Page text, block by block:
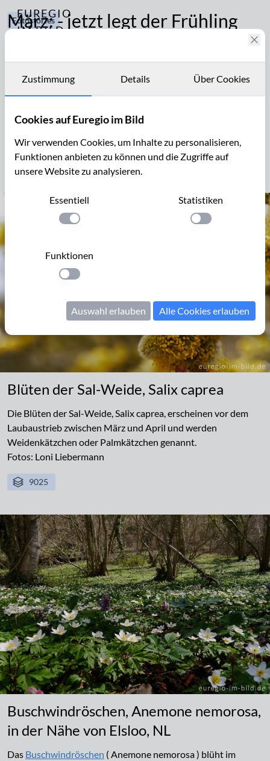
EUREGIO
IM BILD
Archiv
Kontakt
Fotostories
Tiere
Jahreszeitliches
März: - jetzt legt der Frühling
haben den Frühlingsanfang auf den 1. März gelegt. Die
sie sagen, dass laut kalendarischem Sonnenstand der
Frühling am 20. März beginnt. Blumen- und
Pflanzenfreunde haben - entsprechend dem lokalen
Klima - ihren ganz individuellen Frühlingskalender…
Blüten der Sal-Weide, Salix caprea
Die Blüten der Sal-Weide, Salix caprea, erscheinen vor dem
Laubaustrieb zwischen März und April und werden
Weidenkätzchen oder Palmkätzchen genannt.
Fotos: Loni Liebermann
9025
Buschwindröschen, Anemone nemorosa,
in der Nähe von Elsloo, NL
Das Buschwindröschen ( Anemone nemorosa ) blüht im
Zustimmung Details Über Cookies
Cookies auf Euregio im Bild
Wir verwenden Cookies, um Inhalte zu personalisieren,
Funktionen anbieten zu können und die Zugriffe auf
unsere Website zu analysieren.
Essentiell
Einstellung anwenden
Statistiken
Einstellung
Funktionen
Einstellung anwenden
Auswahl erlauben Alle Cookies erlauben